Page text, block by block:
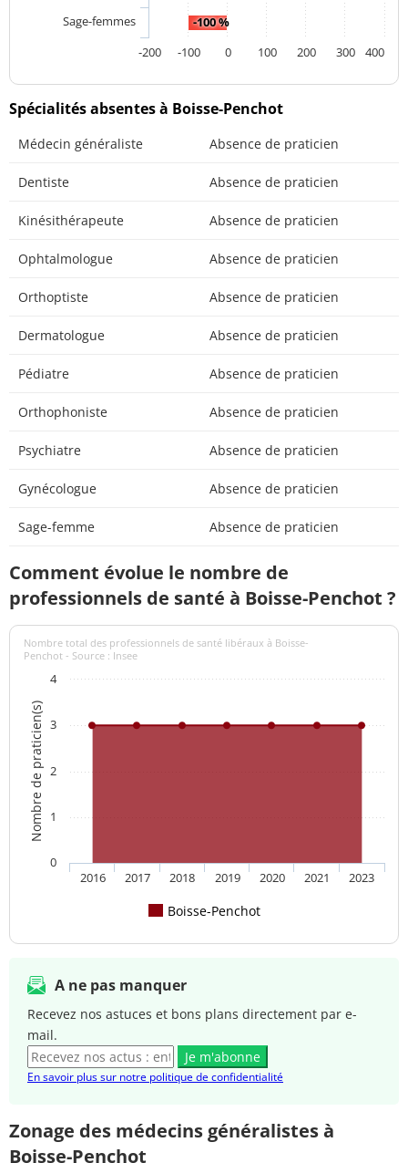
-100 %
Sage-femmes
-200
-100 0 100 200 300 400
Spécialités absentes à Boisse-Penchot
Médecin généraliste Absence de praticien
Dentiste Absence de praticien
Kinésithérapeute Absence de praticien
Ophtalmologue Absence de praticien
Orthoptiste Absence de praticien
Dermatologue Absence de praticien
Pédiatre Absence de praticien
Orthophoniste Absence de praticien
Psychiatre Absence de praticien
Gynécologue Absence de praticien
Sage-femme Absence de praticien
Comment évolue le nombre de
professionnels de santé à Boisse-Penchot ?
Nombre de praticien(s)
Nombre total des professionnels de santé libéraux à Boisse-
Penchot - Source : Insee
Boisse-Penchot
2016 2017 2018 2019 2020 2021 2023
0
1
2
3
4
A ne pas manquer
Recevez nos astuces et bons plans directement par e-
mail.
Je m'abonne
En savoir plus sur notre politique de confidentialité
Zonage des médecins généralistes à
Boisse-Penchot